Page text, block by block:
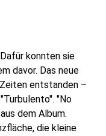
konnten sie
davor. Das neue
entstanden –
"No
dem Album.
die kleine